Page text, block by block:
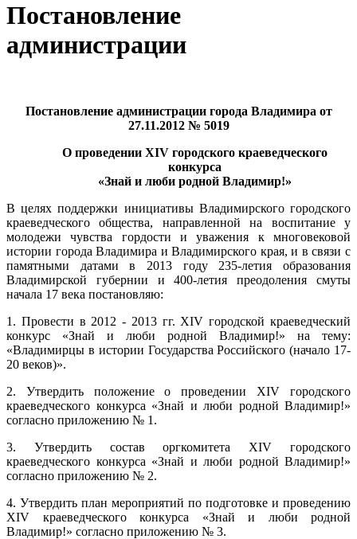
Постановление
администрации
Постановление администрации города Владимира от
27.11.2012 № 5019
О проведении XIV городского краеведческого
конкурса
«Знай и люби родной Владимир!»
В целях поддержки инициативы Владимирского городского
краеведческого общества, направленной на воспитание у
молодежи чувства гордости и уважения к многовековой
истории города Владимира и Владимирского края, и в связи с
памятными датами в 2013 году 235-летия образования
Владимирской губернии и 400-летия преодоления смуты
начала 17 века постановляю:
1. Провести в 2012 - 2013 гг. XIV городской краеведческий
конкурс «Знай и люби родной Владимир!» на тему:
«Владимирцы в истории Государства Российского (начало 17-
20 веков)».
2. Утвердить положение о проведении XIV городского
краеведческого конкурса «Знай и люби родной Владимир!»
согласно приложению № 1.
3. Утвердить состав оргкомитета XIV городского
краеведческого конкурса «Знай и люби родной Владимир!»
согласно приложению № 2.
4. Утвердить план мероприятий по подготовке и проведению
XIV краеведческого конкурса «Знай и люби родной
Владимир!» согласно приложению № 3.